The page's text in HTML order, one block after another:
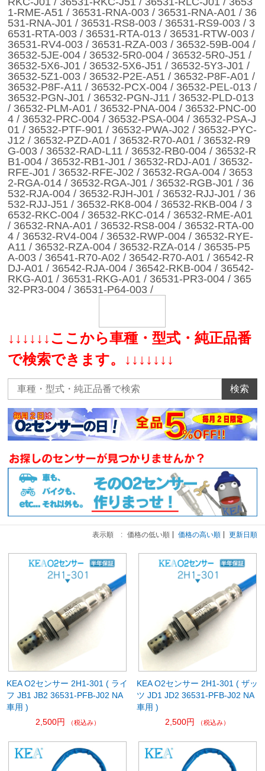
1-RME-A51 / 36531-RNA-003 / 36531-RNA-A01 / 36
531-RNA-J01 / 36531-RS8-003 / 36531-RS9-003 / 3
6531-RTA-003 / 36531-RTA-013 / 36531-RTW-003 /
36531-RV4-003 / 36531-RZA-003 / 36532-59B-004 /
36532-5JE-004 / 36532-5R0-004 / 36532-5R0-J51 /
36532-5X6-J01 / 36532-5X6-J51 / 36532-5Y3-J01 /
36532-5Z1-003 / 36532-P2E-A51 / 36532-P8F-A01 /
36532-P8F-A11 / 36532-PCX-004 / 36532-PEL-013 /
36532-PGN-J01 / 36532-PGN-J11 / 36532-PLD-013
/ 36532-PLM-A01 / 36532-PNA-004 / 36532-PNC-00
4 / 36532-PRC-004 / 36532-PSA-004 / 36532-PSA-J
01 / 36532-PTF-901 / 36532-PWA-J02 / 36532-PYC-
J12 / 36532-PZD-A01 / 36532-R70-A01 / 36532-R9
G-003 / 36532-RAD-L11 / 36532-RB0-004 / 36532-R
B1-004 / 36532-RB1-J01 / 36532-RDJ-A01 / 36532-
RFE-J01 / 36532-RFE-J02 / 36532-RGA-004 / 3653
2-RGA-014 / 36532-RGA-J01 / 36532-RGB-J01 / 36
532-RJA-004 / 36532-RJH-J01 / 36532-RJJ-J01 / 36
532-RJJ-J51 / 36532-RK8-004 / 36532-RKB-004 / 3
6532-RKC-004 / 36532-RKC-014 / 36532-RME-A01
/ 36532-RNA-A01 / 36532-RS8-004 / 36532-RTA-00
4 / 36532-RV4-004 / 36532-RWP-004 / 36532-RYE-
A11 / 36532-RZA-004 / 36532-RZA-014 / 36535-P5
A-003 / 36541-R70-A02 / 36542-R70-A01 / 36542-R
DJ-A01 / 36542-RJA-004 / 36542-RKB-004 / 36542-
RKG-A01 / 36531-RKG-A01 / 36531-PR3-004 / 365
32-PR3-004 / 36531-P64-003 /
↓↓↓↓↓↓ここから車種・型式・純正品番
で検索できます。↓↓↓↓↓↓↓
検索
表示順 : 価格の低い順 価格の高い順 更新日順
KEA O2センサー 2H1-301 ( ライ
フ JB1 JB2 36531-PFB-J02 NA
車用 )
2,500円
（税込み）
KEA O2センサー 2H1-301 ( ザッ
ツ JD1 JD2 36531-PFB-J02 NA
車用 )
2,500円
（税込み）